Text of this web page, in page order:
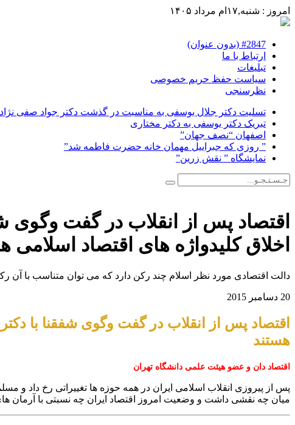
امروز : شنبه,۱۷ام مرداد ۱۴۰۵
#2847 (بدون عنوان)
ارتباط با ما
تبلیغات
سیاست حفظ حریم خصوصی
نظرسنجی
تسلیت دکتر جلال یوسفی به مناسبت در گذشت دکتر جواد صفی نژاد،
تبریک دکتر یوسفی به دکتر مختاری
اصفهان “نصف جهان”
” روزی که جبراییل مهمان خانه حضرت فاطمه شد”
نمایشگاه ” نقش زرین”
اقتصاد پس از انقلاب در گفت وگوی
اخلاق کلیدواژه های اقتصاد اسلامی
دالت اقتصادی مورد نظر اسلام چند رکن دارد که می توان متناسب با آن
20 دسامبر 2015
اقتصاد پس از انقلاب در گفت وگوی شفقنا با
هستند
اقتصاد دان و عضو هیئت علمی دانشگاه تهران
پس از پیروزی انقلاب اسلامی ایران در همه حوزه ها تغییراتی رخ داد و
میان چه نقشی داشت و وضعیت امروز اقتصاد ایران چه نسبتی با آرمان